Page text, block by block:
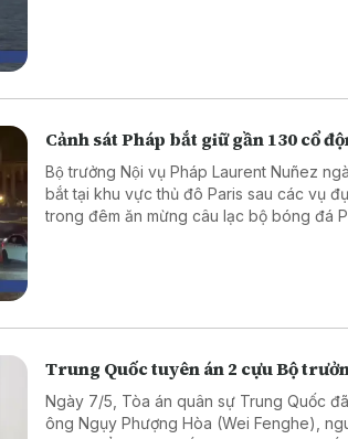
Cảnh sát Pháp bắt giữ gần 130 cổ
Bộ trưởng Nội vụ Pháp Laurent Nuñez
bắt tại khu vực thủ đô Paris sau các vụ
trong đêm ăn mừng câu lạc bộ bóng đá
Trung Quốc tuyên án 2 cựu Bộ
Ngày 7/5, Tòa án quân sự Trung Quốc
ông Ngụy Phượng Hòa (Wei Fenghe),